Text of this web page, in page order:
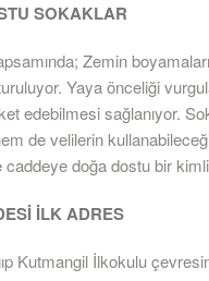
SOKAKLAR
Zemin
Yaya önceliği
edebilmesi sağlanıyor.
de velilerin
caddeye doğa dostu bir
İLK ADRES
Kutmangil İlkokulu